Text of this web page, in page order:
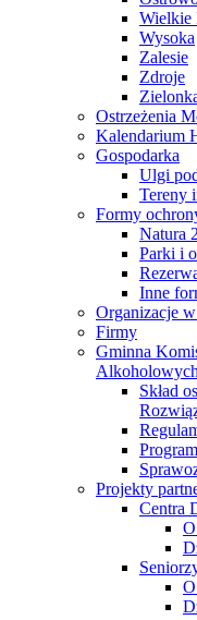
Wielkie
Wysoka
Zalesie
Zdroje
Ostrzeżenia
Kalendarium
Gospodarka
Ulgi
Tereny
Formy
Natura
Parki i
Inne
Organizacje
Firmy
Gminna
Alkoholowych
Skład
Projekty
Centra